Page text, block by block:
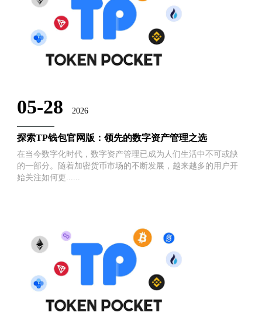
05-28 2026
探索TP钱包官网版：领先的数字资产管理之选
在当今数字化时代，数字资产管理已成为人们生活中不可或缺
的一部分。随着加密货币市场的不断发展，越来越多的用户开
始关注如何更......